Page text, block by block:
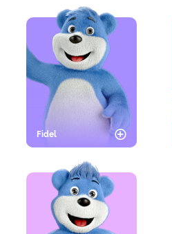
Fidel